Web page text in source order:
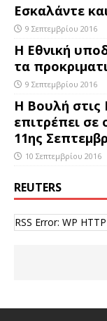
Εσκαλάντε
9 Σεπτεμβρίου 2016
Η Εθνική
τα
9 Σεπτεμβρίου 2016
Η Βουλή στις
επιτρέπει σε
11ης
10 Σεπτεμβρίου 2016
REUTERS
RSS Error: WP